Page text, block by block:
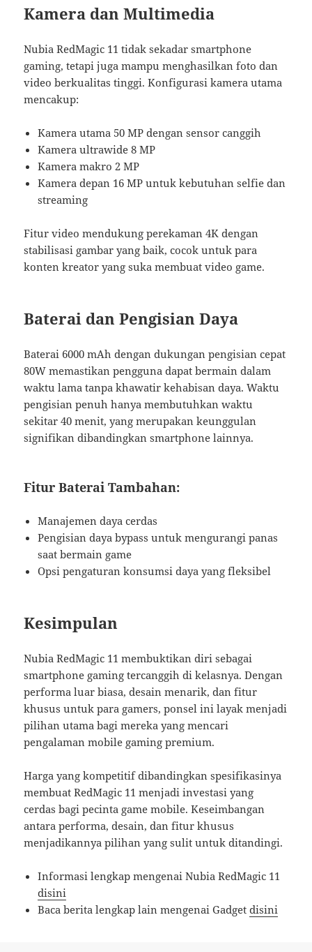
Kamera dan Multimedia
Nubia RedMagic 11 tidak sekadar smartphone
gaming, tetapi juga mampu menghasilkan foto dan
video berkualitas tinggi. Konfigurasi kamera utama
mencakup:
Kamera utama 50 MP dengan sensor canggih
Kamera ultrawide 8 MP
Kamera makro 2 MP
Kamera depan 16 MP untuk kebutuhan selfie dan
streaming
Fitur video mendukung perekaman 4K dengan
stabilisasi gambar yang baik, cocok untuk para
konten kreator yang suka membuat video game.
Baterai dan Pengisian Daya
Baterai 6000 mAh dengan dukungan pengisian cepat
80W memastikan pengguna dapat bermain dalam
waktu lama tanpa khawatir kehabisan daya. Waktu
pengisian penuh hanya membutuhkan waktu
sekitar 40 menit, yang merupakan keunggulan
signifikan dibandingkan smartphone lainnya.
Fitur Baterai Tambahan:
Manajemen daya cerdas
Pengisian daya bypass untuk mengurangi panas
saat bermain game
Opsi pengaturan konsumsi daya yang fleksibel
Kesimpulan
Nubia RedMagic 11 membuktikan diri sebagai
smartphone gaming tercanggih di kelasnya. Dengan
performa luar biasa, desain menarik, dan fitur
khusus untuk para gamers, ponsel ini layak menjadi
pilihan utama bagi mereka yang mencari
pengalaman mobile gaming premium.
Harga yang kompetitif dibandingkan spesifikasinya
membuat RedMagic 11 menjadi investasi yang
cerdas bagi pecinta game mobile. Keseimbangan
antara performa, desain, dan fitur khusus
menjadikannya pilihan yang sulit untuk ditandingi.
Informasi lengkap mengenai Nubia RedMagic 11
disini
Baca berita lengkap lain mengenai Gadgetdisini